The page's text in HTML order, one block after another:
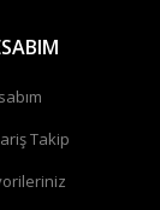
Takip